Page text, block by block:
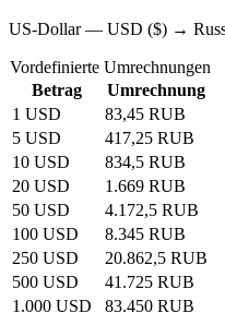
US-Dollar — USD ($) →
Vordefinierte Umrechnungen
Betrag
Umrechnung
1 USD
83,45 RUB
5 USD
417,25 RUB
10 USD
834,5 RUB
20 USD
1.669 RUB
50 USD
4.172,5 RUB
100 USD
8.345 RUB
250 USD
20.862,5 RUB
500 USD
41.725 RUB
1.000 USD
83.450 RUB